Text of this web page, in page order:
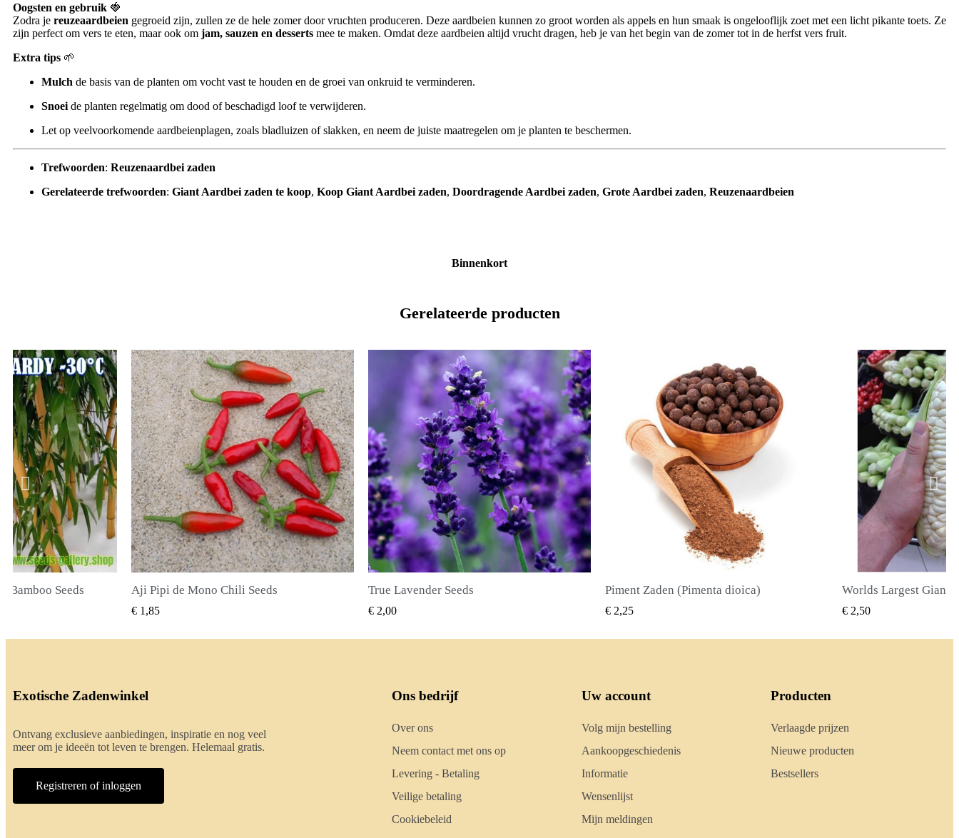
Oogsten en gebruik 🍓
Zodra je reuzeaardbeien gegroeid zijn, zullen ze de hele zomer door vruchten produceren. Deze aardbeien kunnen zo groot worden als appels en hun smaak is ongelooflijk zoet met een licht pikante toets. Ze
zijn perfect om vers te eten, maar ook om jam, sauzen en desserts mee te maken. Omdat deze aardbeien altijd vrucht dragen, heb je van het begin van de zomer tot in de herfst vers fruit.
Extra tips 🌱
Mulch de basis van de planten om vocht vast te houden en de groei van onkruid te verminderen.
Snoei de planten regelmatig om dood of beschadigd loof te verwijderen.
Let op veelvoorkomende aardbeienplagen, zoals bladluizen of slakken, en neem de juiste maatregelen om je planten te beschermen.
Trefwoorden: Reuzenaardbei zaden
Gerelateerde trefwoorden: Giant Aardbei zaden te koop, Koop Giant Aardbei zaden, Doordragende Aardbei zaden, Grote Aardbei zaden, Reuzenaardbeien
Binnenkort
Gerelateerde producten
Seeds SNEL BEKIJKEN
True Lavender Seeds
€ 2,00
SNEL BEKIJKEN
Piment Zaden (Pimenta dioica)
€ 2,25
SNEL BEKIJKEN
€ 2,50
SNEL
€ 2,40
Exotische Zadenwinkel
Ontvang exclusieve aanbiedingen, inspiratie en nog veel
meer om je ideeën tot leven te brengen. Helemaal gratis.
Registreren of inloggen
Ons bedrijf
Over ons
Neem contact met ons op
Levering - Betaling
Veilige betaling
Cookiebeleid
Uw account
Volg mijn bestelling
Aankoopgeschiedenis
Informatie
Wensenlijst
Mijn meldingen
Producten
Verlaagde prijzen
Nieuwe producten
Bestsellers